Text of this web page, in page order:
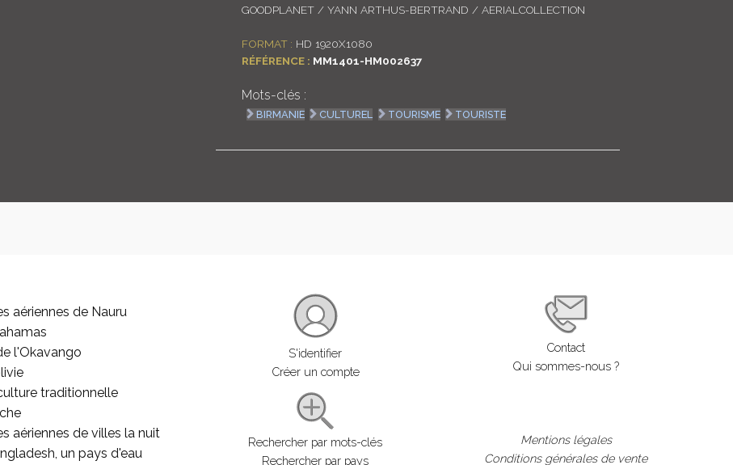
COLLECTIONS
GOODPLANET / YANN ARTHUS-BERTRAND / AERIALCOLLECTION
FORMAT : HD 1920X1080
RÉFÉRENCE : MM1401-HM002637
Mots-clés :
BIRMANIE CULTUREL TOURISME TOURISTE
aériennes de Nauru
l'Okavango
traditionnelle
aériennes de villes la nuit
un pays d'eau
S'identifier
Créer un compte
Rechercher par mots-clés
Rechercher par pays
Contact
Qui sommes-nous ?
Mentions légales
Conditions générales de vente